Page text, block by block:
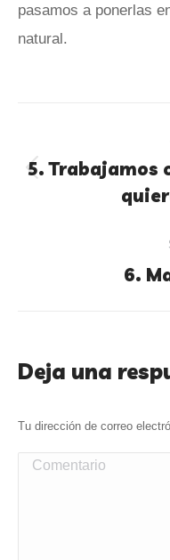
pasamos a ponerlas
natural.
5. Trabajamos
6.
Deja una
Tu dirección de correo
Comentario